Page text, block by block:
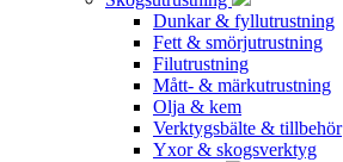
Dunkar & fyllutrustning
Fett & smörjutrustning
Filutrustning
Mått- & märkutrustning
Olja & kem
Verktygsbälte & tillbehör
Yxor & skogsverktyg